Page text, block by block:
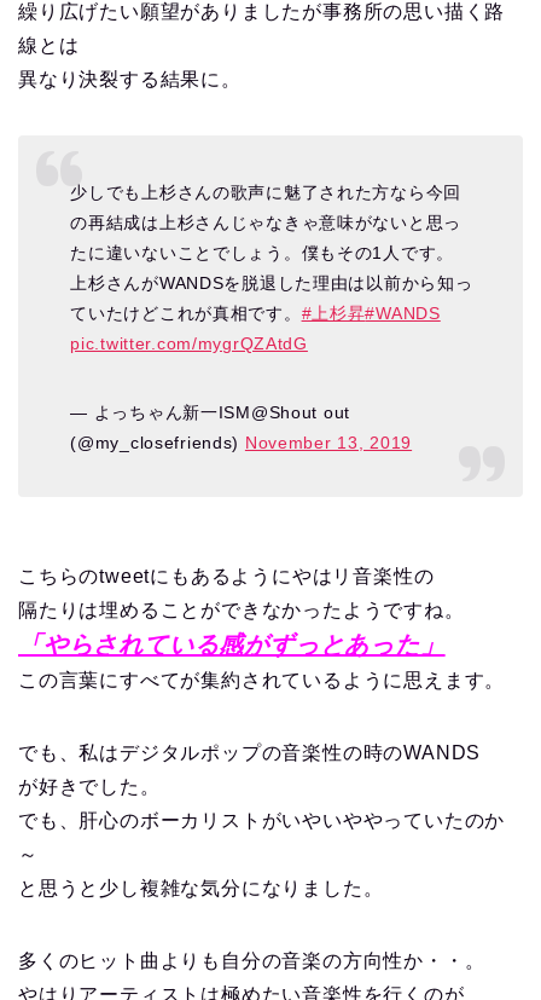
繰り広げたい願望がありましたが事務所の思い描く路
線とは
異なり決裂する結果に。
少しでも上杉さんの歌声に魅了された方なら今回
の再結成は上杉さんじゃなきゃ意味がないと思っ
たに違いないことでしょう。僕もその1人です。
上杉さんがWANDSを脱退した理由は以前から知っ
ていたけどこれが真相です。 #上杉昇#WANDS
pic.twitter.com/mygrQZAtdG
— よっちゃん新一ISM@Shout out
(@my_closefriends) November 13, 2019
こちらのtweetにもあるようにやはリ音楽性の
隔たりは埋めることができなかったようですね。
「やらされている感がずっとあった」
この言葉にすべてが集約されているように思えます。
でも、私はデジタルポップの音楽性の時のWANDS
が好きでした。
でも、肝心のボーカリストがいやいややっていたのか
～
と思うと少し複雑な気分になりました。
多くのヒット曲よりも自分の音楽の方向性か・・。
やはりアーティストは極めたい音楽性を行くのが